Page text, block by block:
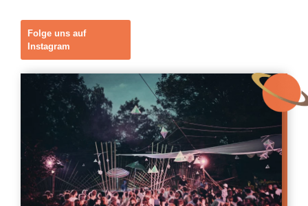
Folge uns auf
Instagram